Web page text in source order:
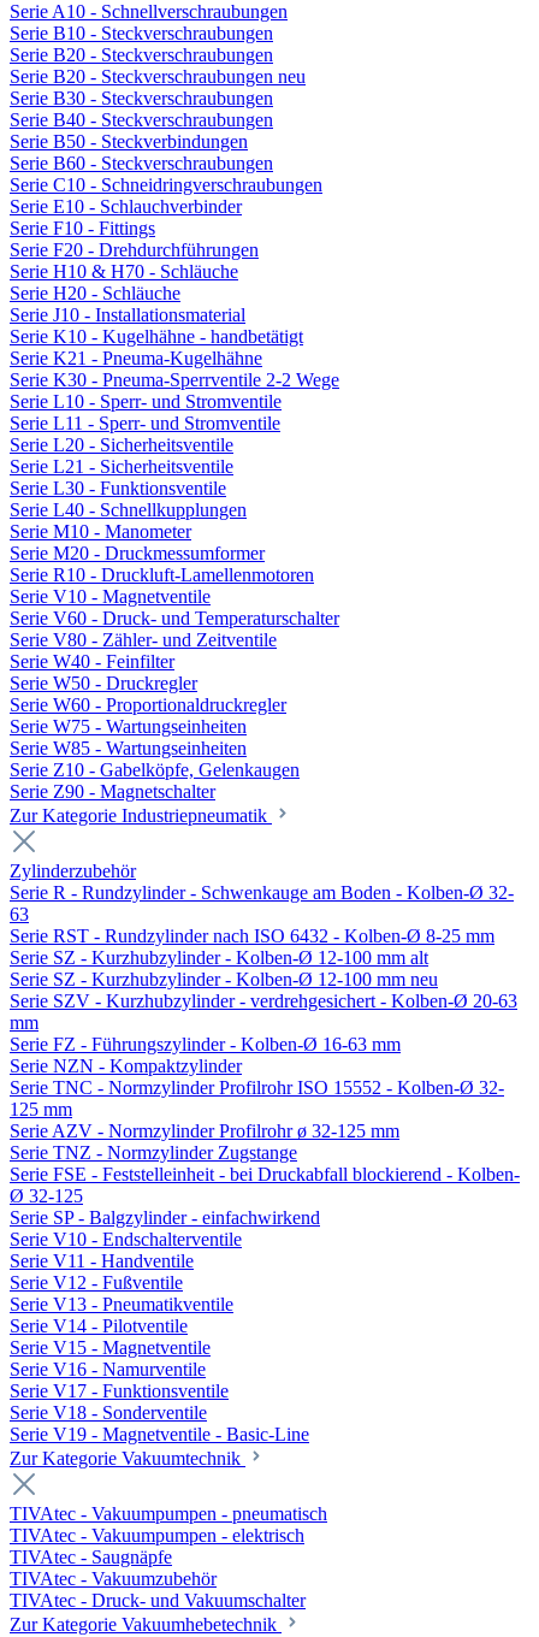
Serie A10 - Schnellverschraubungen
Serie B10 - Steckverschraubungen
Serie B20 - Steckverschraubungen
Serie B20 - Steckverschraubungen neu
Serie B30 - Steckverschraubungen
Serie B40 - Steckverschraubungen
Serie B50 - Steckverbindungen
Serie B60 - Steckverschraubungen
Serie C10 - Schneidringverschraubungen
Serie E10 - Schlauchverbinder
Serie F10 - Fittings
Serie F20 - Drehdurchführungen
Serie H10 & H70 - Schläuche
Serie H20 - Schläuche
Serie J10 - Installationsmaterial
Serie K10 - Kugelhähne - handbetätigt
Serie K21 - Pneuma-Kugelhähne
Serie K30 - Pneuma-Sperrventile 2-2 Wege
Serie L10 - Sperr- und Stromventile
Serie L11 - Sperr- und Stromventile
Serie L20 - Sicherheitsventile
Serie L21 - Sicherheitsventile
Serie L30 - Funktionsventile
Serie L40 - Schnellkupplungen
Serie M10 - Manometer
Serie M20 - Druckmessumformer
Serie R10 - Druckluft-Lamellenmotoren
Serie V10 - Magnetventile
Serie V60 - Druck- und Temperaturschalter
Serie V80 - Zähler- und Zeitventile
Serie W40 - Feinfilter
Serie W50 - Druckregler
Serie W60 - Proportionaldruckregler
Serie W75 - Wartungseinheiten
Serie W85 - Wartungseinheiten
Serie Z10 - Gabelköpfe, Gelenkaugen
Serie Z90 - Magnetschalter
Zur Kategorie Industriepneumatik
Zylinderzubehör
Serie R - Rundzylinder - Schwenkauge am Boden - Kolben-Ø 32-
63
Serie RST - Rundzylinder nach ISO 6432 - Kolben-Ø 8-25 mm
Serie SZ - Kurzhubzylinder - Kolben-Ø 12-100 mm alt
Serie SZ - Kurzhubzylinder - Kolben-Ø 12-100 mm neu
Serie SZV - Kurzhubzylinder - verdrehgesichert - Kolben-Ø 20-63
mm
Serie FZ - Führungszylinder - Kolben-Ø 16-63 mm
Serie NZN - Kompaktzylinder
Serie TNC - Normzylinder Profilrohr ISO 15552 - Kolben-Ø 32-
125 mm
Serie AZV - Normzylinder Profilrohr ø 32-125 mm
Serie TNZ - Normzylinder Zugstange
Serie FSE - Feststelleinheit - bei Druckabfall blockierend - Kolben-
Ø 32-125
Serie SP - Balgzylinder - einfachwirkend
Serie V10 - Endschalterventile
Serie V11 - Handventile
Serie V12 - Fußventile
Serie V13 - Pneumatikventile
Serie V14 - Pilotventile
Serie V15 - Magnetventile
Serie V16 - Namurventile
Serie V17 - Funktionsventile
Serie V18 - Sonderventile
Serie V19 - Magnetventile - Basic-Line
Zur Kategorie Vakuumtechnik
TIVAtec - Vakuumpumpen - pneumatisch
TIVAtec - Vakuumpumpen - elektrisch
TIVAtec - Saugnäpfe
TIVAtec - Vakuumzubehör
TIVAtec - Druck- und Vakuumschalter
Zur Kategorie Vakuumhebetechnik